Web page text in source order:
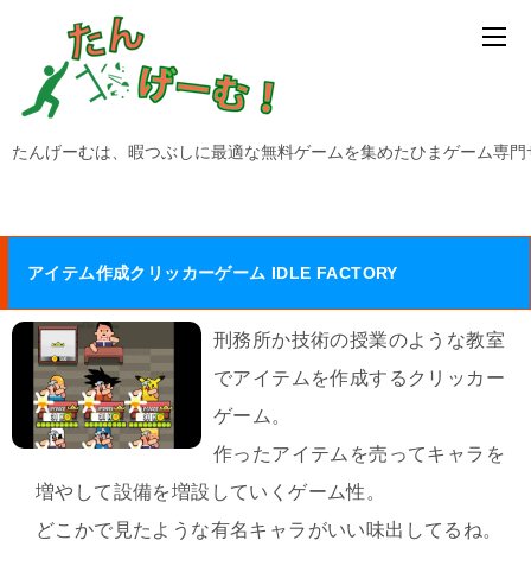
たんげーむは、暇つぶしに最適な無料ゲームを集めたひまゲーム専
アイテム作成クリッカーゲーム IDLE FACTORY
刑務所か技術の授業のような教室
でアイテムを作成するクリッカー
ゲーム。
作ったアイテムを売ってキャラを
増やして設備を増設していくゲーム性。
どこかで見たような有名キャラがいい味出してるね。